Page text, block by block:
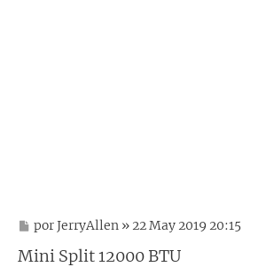
M
n
porJerryAllen » 22 May 2019 20:15
Mini Split 12000 BTU